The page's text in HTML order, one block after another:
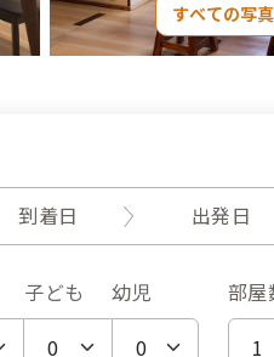
すべての写
到着日 出発日
子ども 幼児 部屋